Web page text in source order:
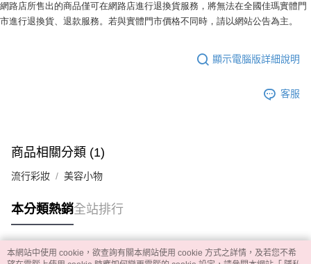
網路店所售出的商品僅可在網路店進行退換貨服務，將無法在全國佳瑪實體門
市進行退換貨、退款服務。若與實體門市價格不同時，請以網站公告為主。
顯示電腦版詳細說明
客服
商品相關分類 (1)
流行彩妝 美容小物
本分類熱銷全站排行
本網站中使用 cookie，欲查詢有關本網站使用 cookie 方式之詳情，及若您不希